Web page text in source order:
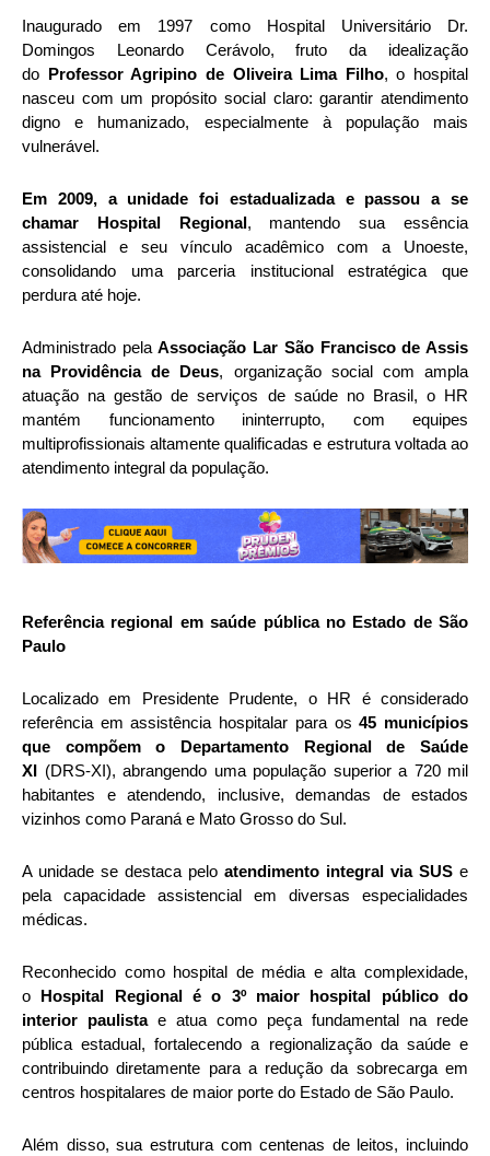
Inaugurado em 1997 como Hospital Universitário Dr.
Domingos Leonardo Cerávolo, fruto da idealização
do Professor Agripino de Oliveira Lima Filho, o hospital
nasceu com um propósito social claro: garantir atendimento
digno e humanizado, especialmente à população mais
vulnerável.
Em 2009, a unidade foi estadualizada e passou a se
chamar Hospital Regional, mantendo sua essência
assistencial e seu vínculo acadêmico com a Unoeste,
consolidando uma parceria institucional estratégica que
perdura até hoje.
Administrado pelaAssociação Lar São Francisco de Assis
na Providência de Deus, organização social com ampla
atuação na gestão de serviços de saúde no Brasil, o HR
mantém funcionamento ininterrupto, com equipes
multiprofissionais altamente qualificadas e estrutura voltada ao
atendimento integral da população.
Referência regional em saúde pública no Estado de São
Paulo
Localizado em Presidente Prudente, o HR é considerado
referência em assistência hospitalar para os45 municípios
que compõem o Departamento Regional de Saúde
XI (DRS-XI), abrangendo uma população superior a 720 mil
habitantes e atendendo, inclusive, demandas de estados
vizinhos como Paraná e Mato Grosso do Sul.
A unidade se destaca pelo atendimento integral via SUS e
pela capacidade assistencial em diversas especialidades
médicas.
Reconhecido como hospital de média e alta complexidade,
o Hospital Regional é o 3º maior hospital público do
interior paulistae atua como peça fundamental na rede
pública estadual, fortalecendo a regionalização da saúde e
contribuindo diretamente para a redução da sobrecarga em
centros hospitalares de maior porte do Estado de São Paulo.
Além disso, sua estrutura com centenas de leitos, incluindo